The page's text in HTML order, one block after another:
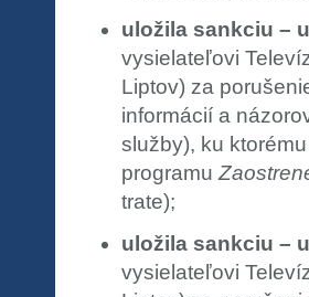
uložila sankciu –
vysielateľovi
Liptov) za
informácií a
služby), ku
programu
trate);
uložila sankciu –
vysielateľovi